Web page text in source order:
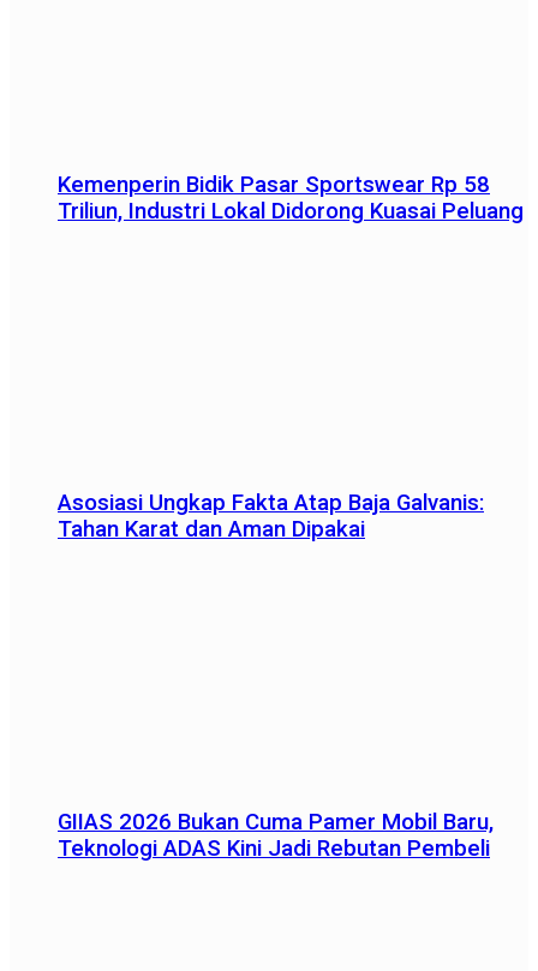
Kemenperin Bidik Pasar Sportswear Rp 58
Triliun, Industri Lokal Didorong Kuasai Peluang
Asosiasi Ungkap Fakta Atap Baja Galvanis:
Tahan Karat dan Aman Dipakai
GIIAS 2026 Bukan Cuma Pamer Mobil Baru,
Teknologi ADAS Kini Jadi Rebutan Pembeli